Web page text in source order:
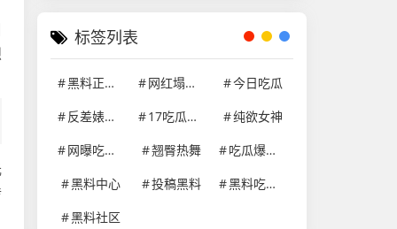
标签列表
黑料正能量 网红塌房事件
今日吃瓜
反差婊学生妹
17吃瓜网官网
纯欲女神
网曝吃瓜黑料在线网站
翘臀热舞
吃瓜爆料就看黑料社区
黑料中心
投稿黑料
黑料吃瓜网
黑料社区